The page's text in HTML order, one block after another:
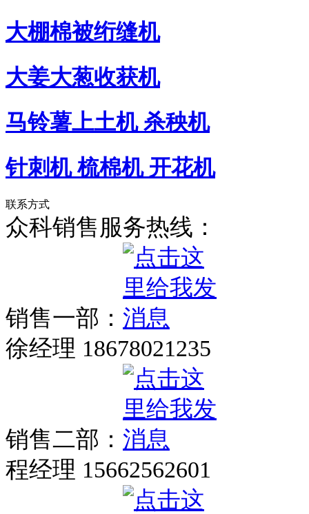
大棚棉被绗缝机
大姜大葱收获机
马铃薯上土机 杀秧机
针刺机 梳棉机 开花机
联系方式
众科销售服务热线：
销售一部：
徐经理 18678021235
销售二部：
程经理 15662562601